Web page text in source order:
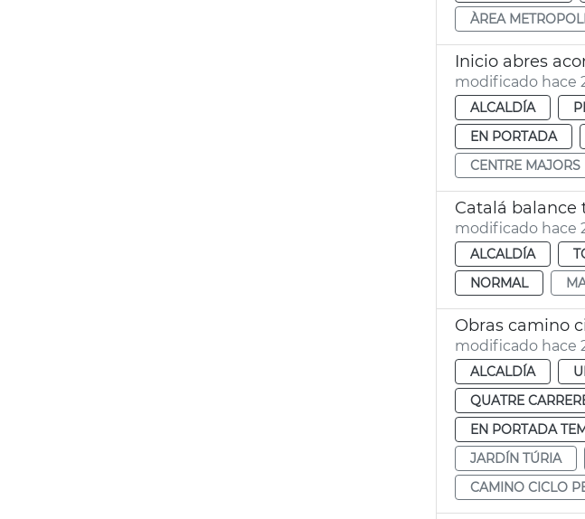
ÀREA
Inicio abres
modificado hace
ALCALDÍA
EN PORTADA
CENTRE MAJORS
Catalá balance
modificado hace
ALCALDÍA
NORMAL
Obras camino
modificado hace
ALCALDÍA
QUATRE
EN PORTADA
JARDÍN TÚRIA
CAMINO CICLO